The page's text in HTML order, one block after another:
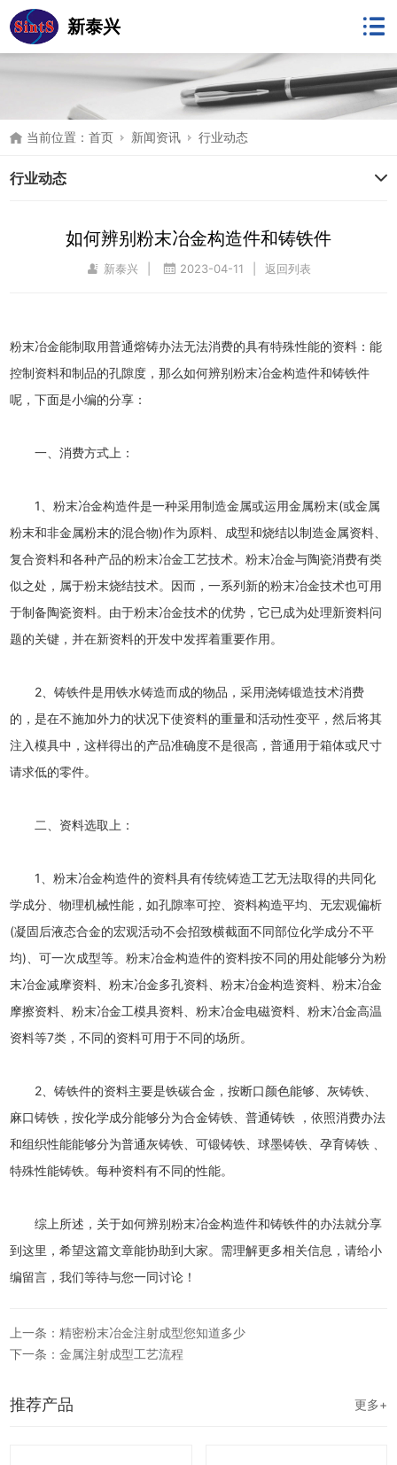
新泰兴
当前位置：首页 新闻资讯 行业动态
行业动态
如何辨别粉末冶金构造件和铸铁件
新泰兴 2023-04-11 返回列表
粉末冶金能制取用普通熔铸办法无法消费的具有特殊性能的资料：能
控制资料和制品的孔隙度，那么如何辨别粉末冶金构造件和铸铁件
呢，下面是小编的分享：
一、消费方式上：
1、粉末冶金构造件是一种采用制造金属或运用金属粉末(或金属
粉末和非金属粉末的混合物)作为原料、成型和烧结以制造金属资料、
复合资料和各种产品的粉末冶金工艺技术。粉末冶金与陶瓷消费有类
似之处，属于粉末烧结技术。因而，一系列新的粉末冶金技术也可用
于制备陶瓷资料。由于粉末冶金技术的优势，它已成为处理新资料问
题的关键，并在新资料的开发中发挥着重要作用。
2、铸铁件是用铁水铸造而成的物品，采用浇铸锻造技术消费
的，是在不施加外力的状况下使资料的重量和活动性变平，然后将其
注入模具中，这样得出的产品准确度不是很高，普通用于箱体或尺寸
请求低的零件。
二、资料选取上：
1、粉末冶金构造件的资料具有传统铸造工艺无法取得的共同化
学成分、物理机械性能，如孔隙率可控、资料构造平均、无宏观偏析
(凝固后液态合金的宏观活动不会招致横截面不同部位化学成分不平
均)、可一次成型等。粉末冶金构造件的资料按不同的用处能够分为粉
末冶金减摩资料、粉末冶金多孔资料、粉末冶金构造资料、粉末冶金
摩擦资料、粉末冶金工模具资料、粉末冶金电磁资料、粉末冶金高温
资料等7类，不同的资料可用于不同的场所。
2、铸铁件的资料主要是铁碳合金，按断口颜色能够、灰铸铁、
麻口铸铁，按化学成分能够分为合金铸铁、普通铸铁 ，依照消费办法
和组织性能能够分为普通灰铸铁、可锻铸铁、球墨铸铁、孕育铸铁 、
特殊性能铸铁。每种资料有不同的性能。
综上所述，关于如何辨别粉末冶金构造件和铸铁件的办法就分享
到这里，希望这篇文章能协助到大家。需理解更多相关信息，请给小
编留言，我们等待与您一同讨论！
上一条：精密粉末冶金注射成型您知道多少
下一条：金属注射成型工艺流程
推荐产品 更多+